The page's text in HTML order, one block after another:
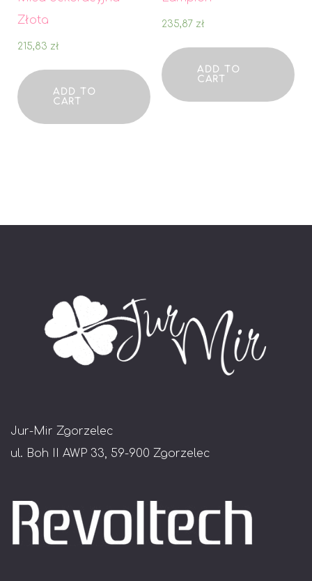
Złota
215,83 zł
ADD TO
CART
235,87 zł
ADD TO
CART
Jur-Mir Zgorzelec
ul. Boh II AWP 33, 59-900 Zgorzelec